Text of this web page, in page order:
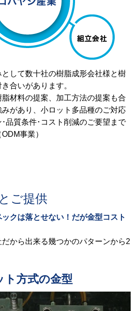
して数十社の樹脂成形会社様と樹
合いがあります。
材料の提案、加工方法の提案も合
があり、小ロット多品種のご対応
品質条件･コスト削減のご要望まで
事業）
ご提供
クは落とせない！だが金型コスト
から出来る幾つかのパターンから2
ト方式の金型